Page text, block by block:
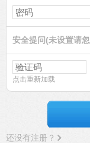
安全提问(未设置请
点击重新加载
还没有注册？